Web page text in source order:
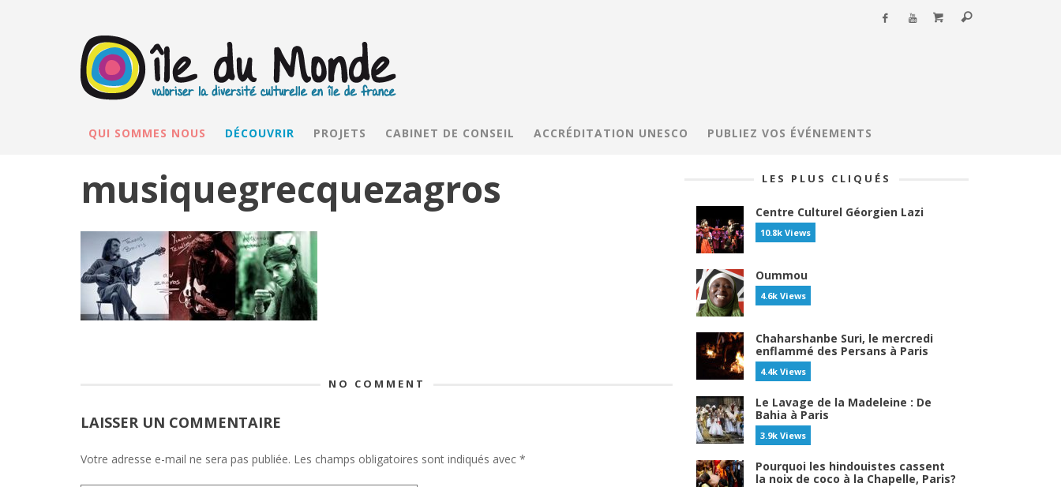
QUI SOMMES NOUS DÉCOUVRIR PROJETS CABINET DE CONSEIL ACCRÉDITATION UNESCO PUBLIEZ VOS ÉVÉNEMENTS
musiquegrecquezagros
NO COMMENT
LAISSER UN COMMENTAIRE
Votre adresse e-mail ne sera pas publiée. Les champs obligatoires sont indiqués avec *
LES PLUS CLIQUÉS
Centre Culturel Géorgien Lazi
10.8k Views
Oummou
4.6k Views
Chaharshanbe Suri, le mercredi
enflammé des Persans à Paris
4.4k Views
Le Lavage de la Madeleine : De
Bahia à Paris
3.9k Views
Pourquoi les hindouistes cassent
la noix de coco à la Chapelle, Paris?